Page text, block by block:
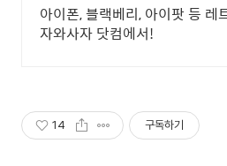
아이폰, 블랙베리, 아이팟 등 레
자와사자 닷컴에서!
14 구독하기